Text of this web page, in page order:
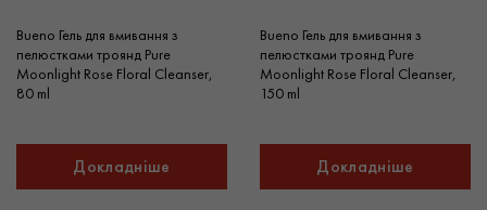
Bueno Гель для вмивання з
пелюстками троянд Pure
Moonlight Rose Floral Cleanser,
80 ml
Докладніше
Bueno Гель для вмивання з
пелюстками троянд Pure
Moonlight Rose Floral Cleanser,
150 ml
Докладніше